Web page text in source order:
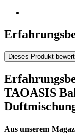
Dieses Produkt
TAOASIS
Aus unserem